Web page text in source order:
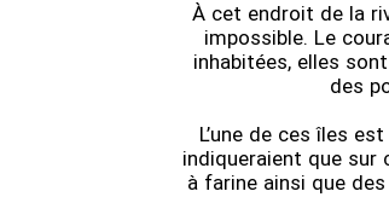
À cet endroit de la
impossible. Le
inhabitées, elles
des
L’une de ces îles
indiqueraient que sur
à farine ainsi que